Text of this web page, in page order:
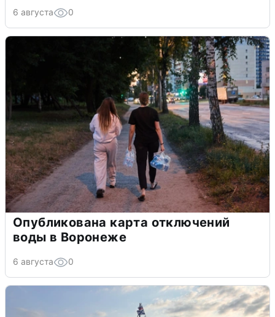
6 августа 0
Опубликована карта отключений
воды в Воронеже
6 августа 0